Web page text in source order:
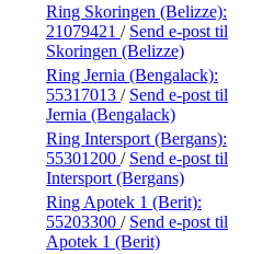
Ring Skoringen (Belizze):
21079421 / Send e-post til
Skoringen (Belizze)
Ring Jernia (Bengalack):
55317013 / Send e-post til
Jernia (Bengalack)
Ring Intersport (Bergans):
55301200 / Send e-post til
Intersport (Bergans)
Ring Apotek 1 (Berit):
55203300 / Send e-post til
Apotek 1 (Berit)